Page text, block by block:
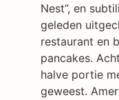
Nest”, en
geleden
restaurant en
pancakes.
halve portie
geweest.